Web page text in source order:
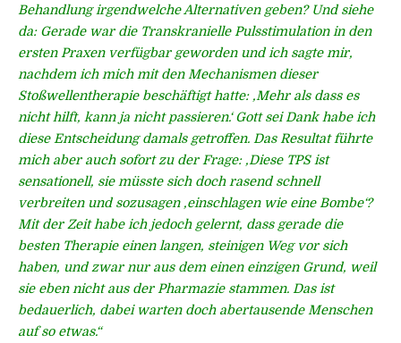
Behandlung irgendwelche Alternativen geben? Und siehe
da: Gerade war die Transkranielle Pulsstimulation in den
ersten Praxen verfügbar geworden und ich sagte mir,
nachdem ich mich mit den Mechanismen dieser
Stoßwellentherapie beschäftigt hatte: ‚Mehr als dass es
nicht hilft, kann ja nicht passieren.‘ Gott sei Dank habe ich
diese Entscheidung damals getroffen. Das Resultat führte
mich aber auch sofort zu der Frage: ‚Diese TPS ist
sensationell, sie müsste sich doch rasend schnell
verbreiten und sozusagen ‚einschlagen wie eine Bombe‘?
Mit der Zeit habe ich jedoch gelernt, dass gerade die
besten Therapie einen langen, steinigen Weg vor sich
haben, und zwar nur aus dem einen einzigen Grund, weil
sie eben nicht aus der Pharmazie stammen. Das ist
bedauerlich, dabei warten doch abertausende Menschen
auf so etwas.“